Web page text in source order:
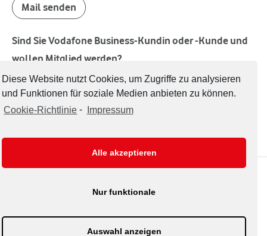
Diese Website nutzt Cookies, um Zugriffe zu analysieren
und Funktionen für soziale Medien anbieten zu können.
Cookie-Richtlinie - Impressum
Alle akzeptieren
Nur funktionale
Auswahl anzeigen
Mail senden
Sind Sie Vodafone Business-Kundin oder -Kunde und
wollen Mitglied werden?
Welcome!
Mitglied werden
Datenschutz